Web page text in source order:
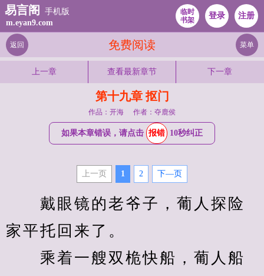
易言阁
手机版
m.eyan9.com
临时
书架
登录 注册
免费阅读
返回 菜单
上一章 查看最新章节 下一章
第十九章 抠门
作品：开海 作者：夺鹿侯
如果本章错误，请点击 报错 10秒纠正
上一页 1 2 下—页
戴眼镜的老爷子，葡人探险
家平托回来了。
乘着一艘双桅快船，葡人船